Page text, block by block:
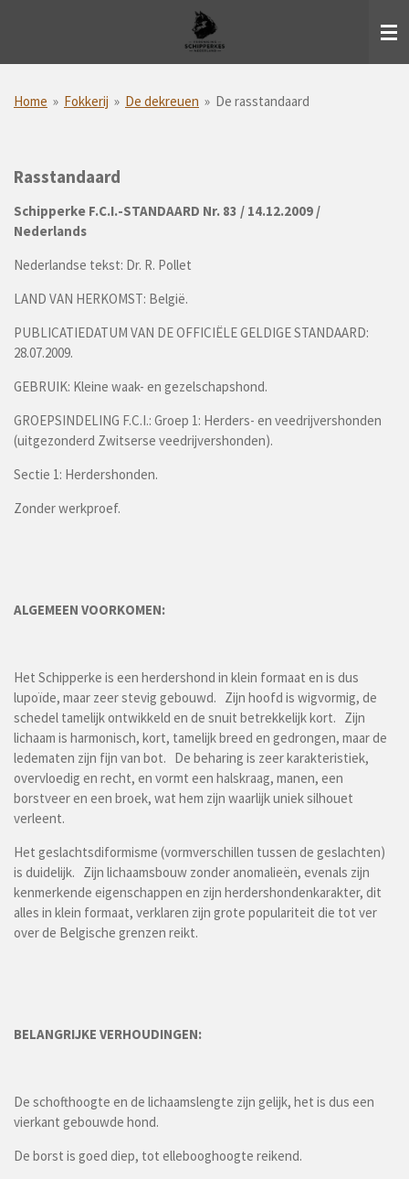
hoofdinhoud
Home » Fokkerij » De dekreuen » De rasstandaard
Rasstandaard
Schipperke F.C.I.-STANDAARD Nr. 83 / 14.12.2009 /
Nederlands
Nederlandse tekst: Dr. R. Pollet
LAND VAN HERKOMST: België.
PUBLICATIEDATUM VAN DE OFFICIËLE GELDIGE STANDAARD:
28.07.2009.
GEBRUIK: Kleine waak- en gezelschapshond.
GROEPSINDELING F.C.I.: Groep 1: Herders- en veedrijvershonden
(uitgezonderd Zwitserse veedrijvershonden).
Sectie 1: Herdershonden.
Zonder werkproef.
ALGEMEEN VOORKOMEN:
Het Schipperke is een herdershond in klein formaat en is dus
lupoïde, maar zeer stevig gebouwd. Zijn hoofd is wigvormig, de
schedel tamelijk ontwikkeld en de snuit betrekkelijk kort. Zijn
lichaam is harmonisch, kort, tamelijk breed en gedrongen, maar de
ledematen zijn fijn van bot. De beharing is zeer karakteristiek,
overvloedig en recht, en vormt een halskraag, manen, een
borstveer en een broek, wat hem zijn waarlijk uniek silhouet
verleent.
Het geslachtsdiformisme (vormverschillen tussen de geslachten)
is duidelijk. Zijn lichaamsbouw zonder anomalieën, evenals zijn
kenmerkende eigenschappen en zijn herdershondenkarakter, dit
alles in klein formaat, verklaren zijn grote populariteit die tot ver
over de Belgische grenzen reikt.
BELANGRIJKE VERHOUDINGEN:
De schofthoogte en de lichaamslengte zijn gelijk, het is dus een
vierkant gebouwde hond.
De borst is goed diep, tot ellebooghoogte reikend.